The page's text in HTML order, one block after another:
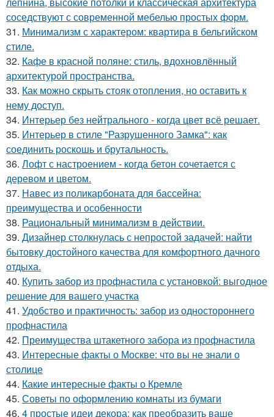
соседствуют с современной мебелью простых форм.
31. Минимализм с характером: квартира в бельгийском
стиле.
32. Кафе в красной поляне: стиль, вдохновлённый
архитектурой пространства.
33. Как можно скрыть стояк отопления, но оставить к
нему доступ.
34. Интерьер без нейтрального - когда цвет всё решает.
35. Интерьер в стиле "Разрушенного Замка": как
соединить роскошь и брутальность.
36. Лофт с настроением - когда бетон сочетается с
деревом и цветом.
37. Навес из поликарбоната для бассейна:
преимущества и особенности
38. Рациональный минимализм в действии.
39. Дизайнер столкнулась с непростой задачей: найти
бытовку достойного качества для комфортного дачного
отдыха.
40. Купить забор из профнастила с установкой: выгодное
решение для вашего участка
41. Удобство и практичность: забор из одностороннего
профнастила
42. Преимущества штакетного забора из профнастила
43. Интересные факты о Москве: что вы не знали о
столице
44. Какие интересные факты о Кремле
45. Советы по оформлению комнаты из бумаги
46. 4 простые идеи декора: как преобразить ваше